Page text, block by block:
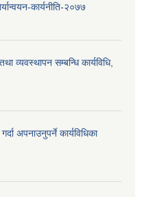
कार्यनीति-२०७७
व्यवस्थापन सम्बन्धि कार्यविधि,
अपनाउनुपर्ने कार्यविधिका